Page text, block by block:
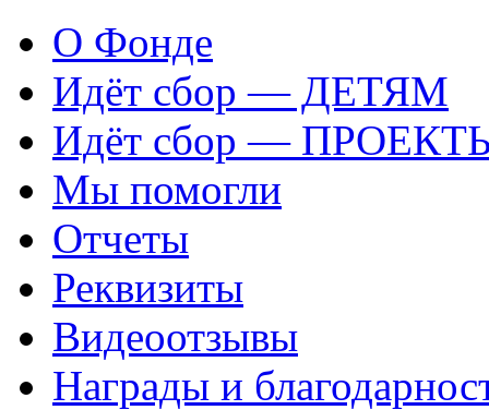
О Фонде
Идёт сбор — ДЕТЯМ
Идёт сбор —
Мы помогли
Отчеты
Реквизиты
Видеоотзывы
Награды и